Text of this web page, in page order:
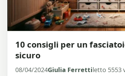
10 consigli per un
sicuro
08/04/2024Giulia Ferrettiletto 5553